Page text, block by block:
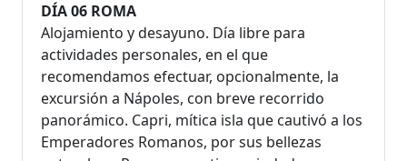
DÍA 06 ROMA
Alojamiento y desayuno. Día libre para
actividades personales, en el que
recomendamos efectuar, opcionalmente, la
excursión a Nápoles, con breve recorrido
panorámico. Capri, mítica isla que cautivó a los
Emperadores Romanos, por sus bellezas